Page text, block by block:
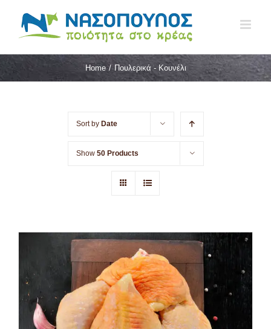
content
Home / Πουλερικά - Κουνέλι
Sort by Date
Show 50 Products